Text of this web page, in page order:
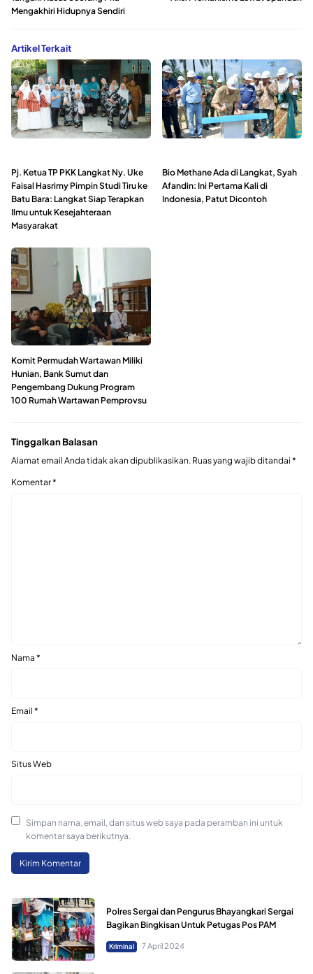
Mengakhiri Hidupnya Sendiri
Artikel Terkait
Pj. Ketua TP PKK Langkat Ny. Uke
Faisal Hasrimy Pimpin Studi Tiru ke
Batu Bara: Langkat Siap Terapkan
Ilmu untuk Kesejahteraan
Masyarakat
Bio Methane Ada di Langkat, Syah
Afandin: Ini Pertama Kali di
Indonesia, Patut Dicontoh
Komit Permudah Wartawan Miliki
Hunian, Bank Sumut dan
Pengembang Dukung Program
100 Rumah Wartawan Pemprovsu
Tinggalkan Balasan
Alamat email Anda tidak akan dipublikasikan. Ruas yang wajib ditandai *
Komentar*
Nama *
Email *
Situs Web
Simpan nama, email, dan situs web saya pada peramban ini untuk
komentar saya berikutnya.
Polres Sergai dan Pengurus Bhayangkari Sergai
Bagikan Bingkisan Untuk Petugas Pos PAM
Kriminal 7 April 2024